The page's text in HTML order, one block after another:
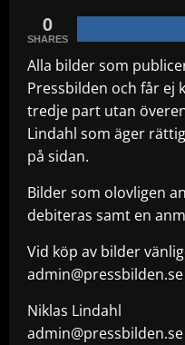
0
SHARES
Alla bilder som
Pressbilden och får ej
tredje part utan
Lindahl som äger
på sidan.
Bilder som olovligen
debiteras samt en
Vid köp av bilder
Niklas Lindahl
admin@pressbilden.se